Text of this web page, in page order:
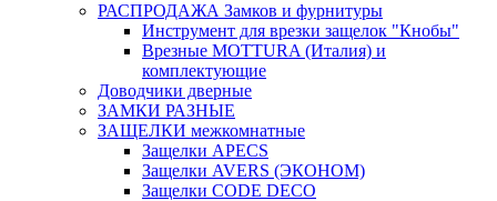
РАСПРОДАЖА Замков и фурнитуры
Инструмент для врезки защелок "Кнобы"
Врезные MOTTURA (Италия) и
комплектующие
Доводчики дверные
ЗАМКИ РАЗНЫЕ
ЗАЩЕЛКИ межкомнатные
Защелки APECS
Защелки AVERS (ЭКОНОМ)
Защелки CODE DECO